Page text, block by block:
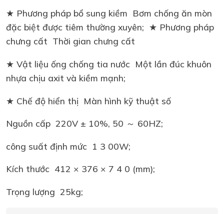
★ Phương pháp bổ sung kiềm Bơm chống ăn mòn
đặc biệt được tiêm thường xuyên; ★ Phương pháp
chưng cất Thời gian chưng cất
★ Vật liệu ống chống tia nước Một lần đúc khuôn
nhựa chịu axit và kiềm mạnh;
★ Chế độ hiển thị Màn hình kỹ thuật số
Nguồn cấp 220V ± 10%, 50 ～ 60HZ;
công suất định mức 1 3 00W;
Kích thước 412 × 376 × 7 4 0 (mm);
Trọng lượng 25kg;